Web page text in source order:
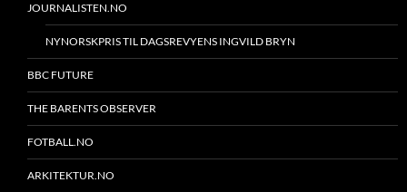
JOURNALISTEN.NO
NYNORSKPRIS TIL DAGSREVYENS INGVILD BRYN
BBC FUTURE
THE BARENTS OBSERVER
FOTBALL.NO
ARKITEKTUR.NO